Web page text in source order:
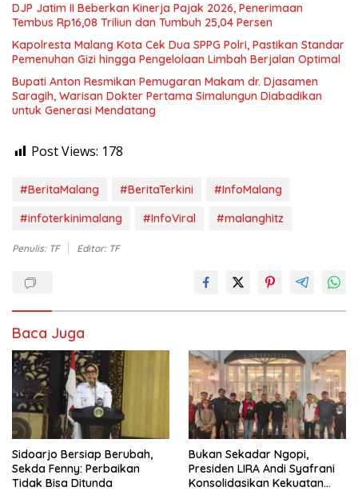
DJP Jatim II Beberkan Kinerja Pajak 2026, Penerimaan
Tembus Rp16,08 Triliun dan Tumbuh 25,04 Persen
Kapolresta Malang Kota Cek Dua SPPG Polri, Pastikan Standar
Pemenuhan Gizi hingga Pengelolaan Limbah Berjalan Optimal
Bupati Anton Resmikan Pemugaran Makam dr. Djasamen
Saragih, Warisan Dokter Pertama Simalungun Diabadikan
untuk Generasi Mendatang
Post Views: 178
#BeritaMalang #BeritaTerkini
#InfoMalang
#infoterkinimalang
#InfoViral #malanghitz
Penulis: TF Editor: TF
Baca Juga
Sidoarjo Bersiap Berubah,
Sekda Fenny: Perbaikan
Tidak Bisa Ditunda
Bukan Sekadar Ngopi,
Presiden LIRA Andi Syafrani
Konsolidasikan Kekuatan